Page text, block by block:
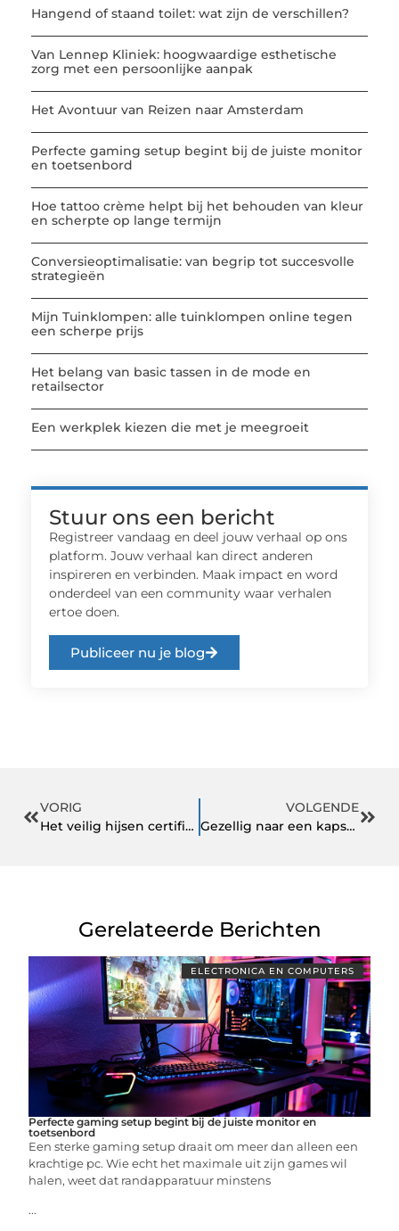
Hangend of staand toilet: wat zijn de verschillen?
Van Lennep Kliniek: hoogwaardige esthetische
zorg met een persoonlijke aanpak
Het Avontuur van Reizen naar Amsterdam
Perfecte gaming setup begint bij de juiste monitor
en toetsenbord
Hoe tattoo crème helpt bij het behouden van kleur
en scherpte op lange termijn
Conversieoptimalisatie: van begrip tot succesvolle
strategieën
Mijn Tuinklompen: alle tuinklompen online tegen
een scherpe prijs
Het belang van basic tassen in de mode en
retailsector
Een werkplek kiezen die met je meegroeit
Stuur ons een bericht
Registreer vandaag en deel jouw verhaal op ons
platform. Jouw verhaal kan direct anderen
inspireren en verbinden. Maak impact en word
onderdeel van een community waar verhalen
ertoe doen.
Publiceer nu je blog
VORIG
Het veilig hijsen certificaat is erg belangrijk
VOLGENDE
Gezellig naar een kapsalon gaan in Soest
Gerelateerde Berichten
ELECTRONICA EN COMPUTERS
Perfecte gaming setup begint bij de juiste monitor en
toetsenbord
Een sterke gaming setup draait om meer dan alleen een
krachtige pc. Wie echt het maximale uit zijn games wil
halen, weet dat randapparatuur minstens
...